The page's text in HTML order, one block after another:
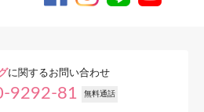
に関するお問い合わせ
9292-81 無料通話